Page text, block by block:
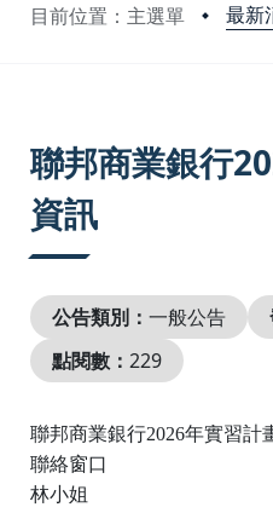
目前位置：主選單 最新
聯邦商業銀行
資訊
公告類別： 一般公告
點閱數： 229
聯邦商業銀行2026年實習計
聯絡窗口
林小姐